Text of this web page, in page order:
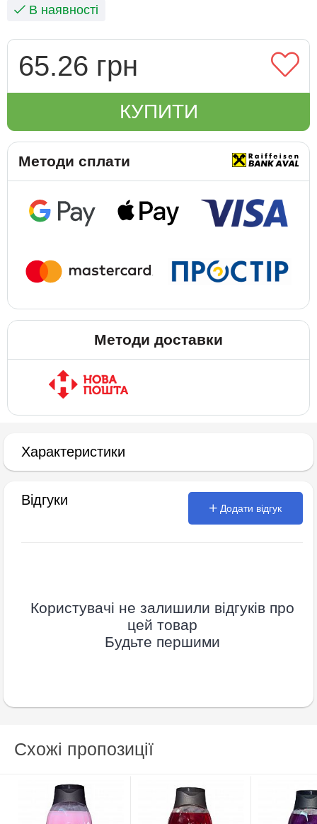
В наявності
65.26 грн
КУПИТИ
Методи сплати
Методи доставки
Характеристики
Відгуки
Додати відгук
Користувачі не залишили відгуків про
цей товар
Будьте першими
Схожі пропозиції